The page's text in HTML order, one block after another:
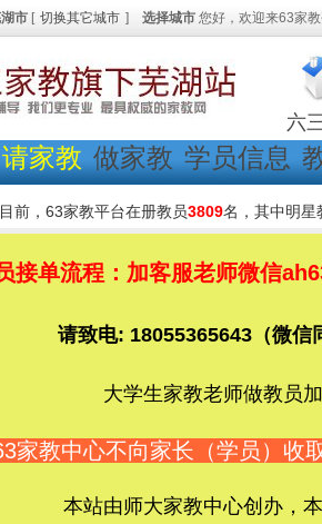
市 [ 切换其它城市 ] 选择城市 您好，欢迎来63家教
六
请家教 做家教 学员信息
目前，63家教平台在册教员3809名，其中明星
接单流程：加客服老师微信
请致电: 18055365643（微
大学生家教老师做教员
家教中心不向家长（学员）收
本站由师大家教中心创办，本